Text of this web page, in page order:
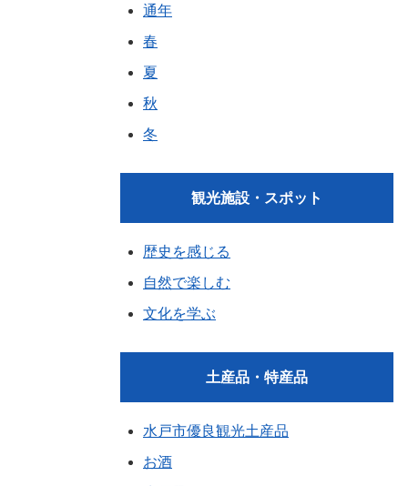
通年
春
夏
秋
冬
観光施設・スポット
歴史を感じる
自然で楽しむ
文化を学ぶ
土産品・特産品
水戸市優良観光土産品
お酒